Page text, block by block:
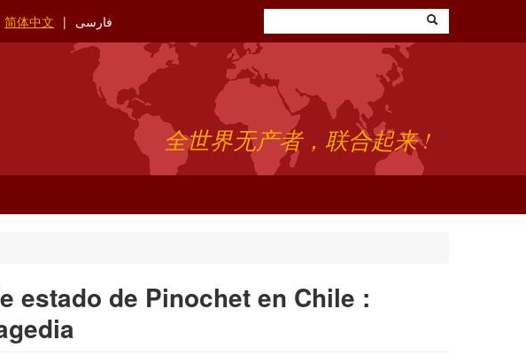
简体中文 فارسی
全世界无产者，联合起来 !
estado de Pinochet en Chile :